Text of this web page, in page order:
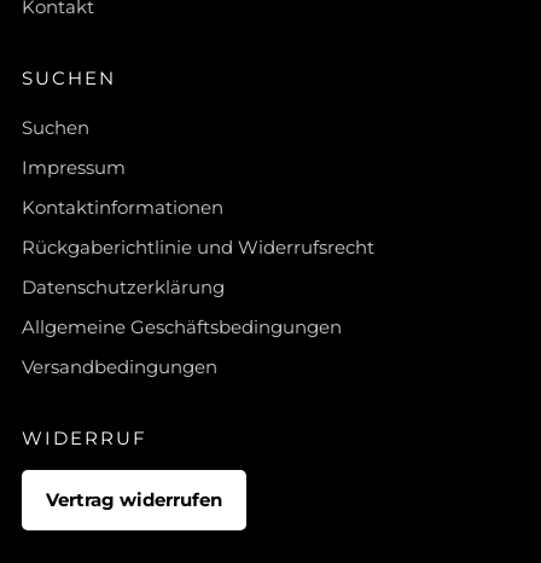
Kontakt
SUCHEN
Suchen
Impressum
Kontaktinformationen
Rückgaberichtlinie und Widerrufsrecht
Datenschutzerklärung
Allgemeine Geschäftsbedingungen
Versandbedingungen
WIDERRUF
Vertrag widerrufen